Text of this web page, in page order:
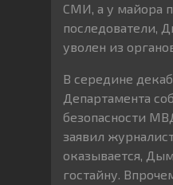
СМИ, а у майора
последователи,
уволен из
В середине
Департамента
безопасности
заявил
оказывается,
гостайну.